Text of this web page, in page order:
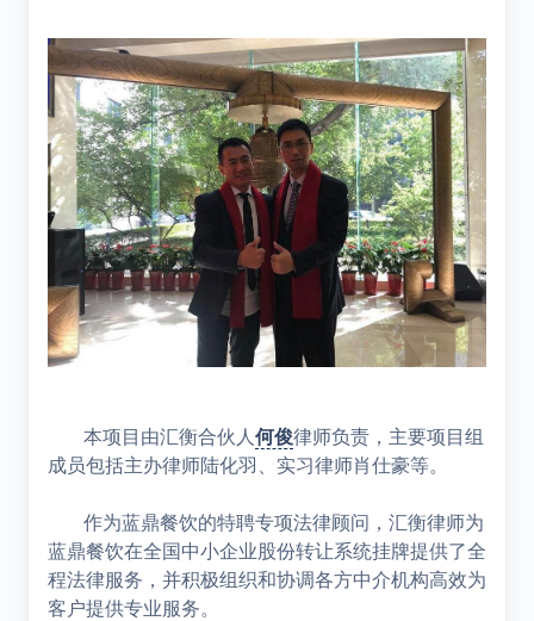
本项目由汇衡合伙人 何俊律师负责，主要项目组
成员包括主办律师陆化羽、实习律师肖仕豪等。
作为蓝鼎餐饮的特聘专项法律顾问，汇衡律师为
蓝鼎餐饮在全国中小企业股份转让系统挂牌提供了全
程法律服务，并积极组织和协调各方中介机构高效为
客户提供专业服务。